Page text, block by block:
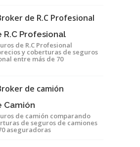
R.C Profesional
de R.C Profesional
y coberturas de seguros
entre más de 70
Camión
de camión comparando
de seguros de camiones
aseguradoras